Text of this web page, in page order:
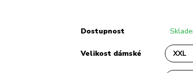
Dostupnost
Velikost dámské